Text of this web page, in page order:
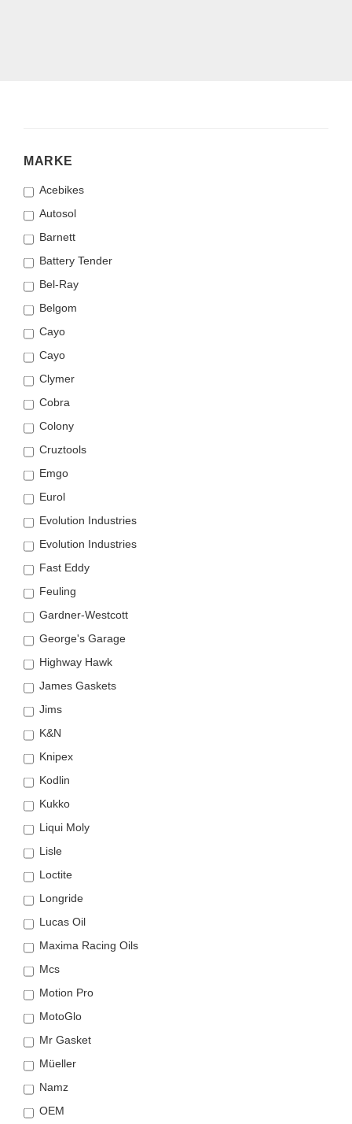
MARKE
MARKE
Acebikes
Autosol
Barnett
Battery Tender
Bel-Ray
Belgom
Cayo
Cayo
Clymer
Cobra
Colony
Cruztools
Emgo
Eurol
Evolution Industries
Evolution Industries
Fast Eddy
Feuling
Gardner-Westcott
George's Garage
Highway Hawk
James Gaskets
Jims
K&N
Knipex
Kodlin
Kukko
Liqui Moly
Lisle
Loctite
Longride
Lucas Oil
Maxima Racing Oils
Mcs
Motion Pro
MotoGlo
Mr Gasket
Müeller
Namz
OEM